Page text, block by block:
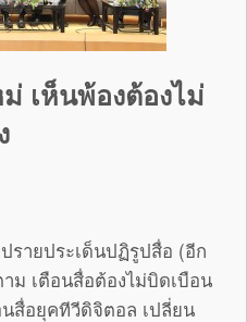
เห็นพ้องต้องไม่
รายประเด็นปฏิรูปสื่อ (อีก
ม เตือนสื่อต้องไม่บิดเบือน
สื่อยุคทีวีดิจิตอล เปลี่ยน